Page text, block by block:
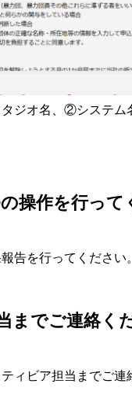
ジオ名、②システム
操作を行って
告を行ってください。
までご連絡く
ィビア担当までご連